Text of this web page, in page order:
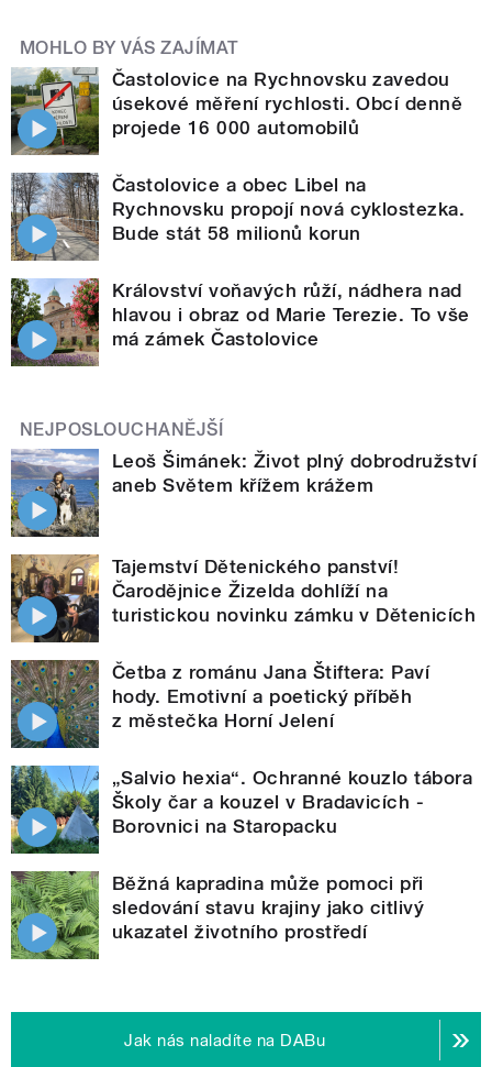
MOHLO BY VÁS ZAJÍMAT
Častolovice na Rychnovsku zavedou
úsekové měření rychlosti. Obcí denně
projede 16 000 automobilů
Častolovice a obec Libel na
Rychnovsku propojí nová cyklostezka.
Bude stát 58 milionů korun
Království voňavých růží, nádhera nad
hlavou i obraz od Marie Terezie. To vše
má zámek Častolovice
NEJPOSLOUCHANĚJŠÍ
Leoš Šimánek: Život plný dobrodružství
aneb Světem křížem krážem
Tajemství Dětenického panství!
Čarodějnice Žizelda dohlíží na
turistickou novinku zámku v Dětenicích
Četba z románu Jana Štiftera: Paví
hody. Emotivní a poetický příběh
z městečka Horní Jelení
„Salvio hexia“. Ochranné kouzlo tábora
Školy čar a kouzel v Bradavicích -
Borovnici na Staropacku
Běžná kapradina může pomoci při
sledování stavu krajiny jako citlivý
ukazatel životního prostředí
Jak nás naladíte na DABu